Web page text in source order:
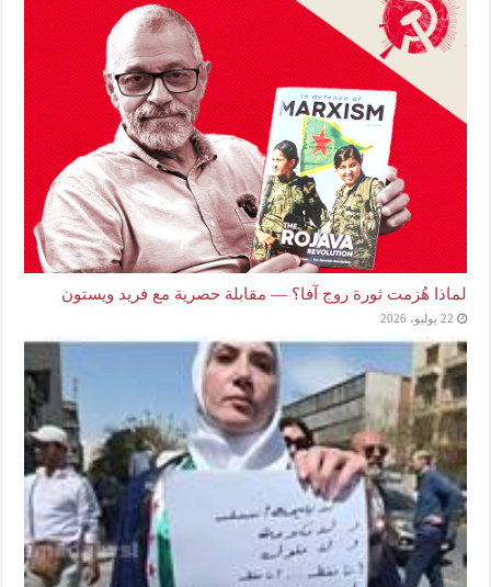
لماذا هُزمت ثورة روج آفا؟ — مقابلة حصرية مع فريد ويستون
22 يوليو، 2026